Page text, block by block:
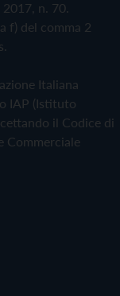
n. 70.
f) del comma 2
Italiana
IAP (Istituto
il Codice di
Commerciale